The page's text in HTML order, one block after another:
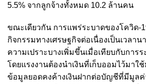
5.5% จากลูกจ้างทั้งหมด 10.2 ล้านคน
ขณะเดียวกัน การแพร่ระบาดของโควิด-
กิจกรรมทางเศรษฐกิจต่อเนื่องเป็นเวลา
ความเปราะบางเพิ่มขึ้นเมื่อเทียบกับการ
โดยแรงงานต้องนำเงินที่เก็บออมไว้มาใ
ข้อมูลยอดคงค้างเงินฝากต่อบัญชีที่มีมูลค่